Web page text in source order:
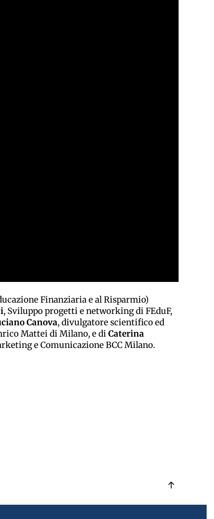
Finanziaria e al Risparmio)
, Sviluppo progetti e networking di FEduF,
Canova, divulgatore scientifico ed
Mattei di Milano, e di Caterina
e Comunicazione BCC Milano.